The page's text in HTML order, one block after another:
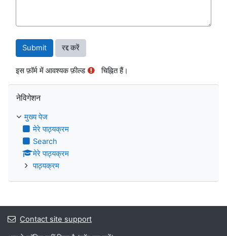
इस फ़ॉर्म में आवश्यक फ़ील्ड
चिह्नित हैं।
नेविगेशन
मुख्य पेज
मेरे पाठ्यक्रम
Search
मेरे पाठ्यक्रम
पाठ्यक्रम
Contact site support